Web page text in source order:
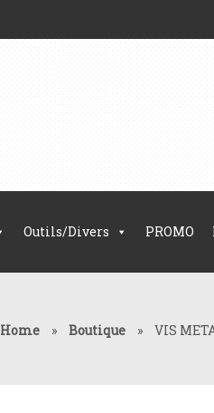
Outils/Divers PROMO
Home » Boutique » VIS